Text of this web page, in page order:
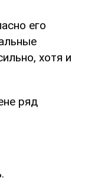
его
хотя и
ряд